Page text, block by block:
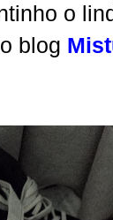
o
blog